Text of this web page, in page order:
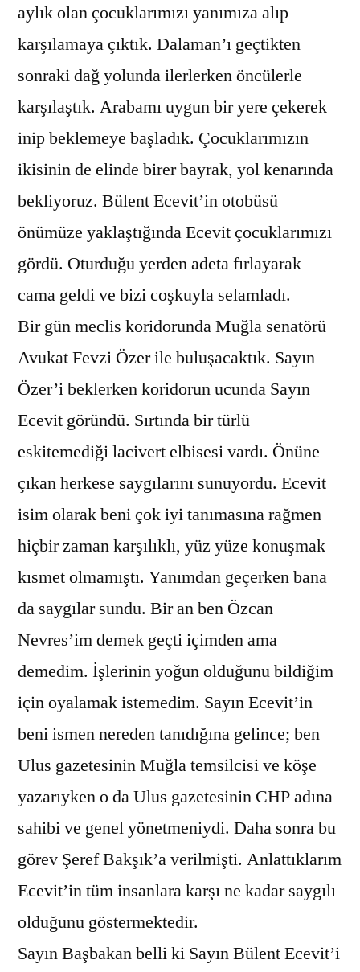
aylık olan çocuklarımızı yanımıza alıp
karşılamaya çıktık. Dalaman’ı geçtikten
sonraki dağ yolunda ilerlerken öncülerle
karşılaştık. Arabamı uygun bir yere çekerek
inip beklemeye başladık. Çocuklarımızın
ikisinin de elinde birer bayrak, yol kenarında
bekliyoruz. Bülent Ecevit’in otobüsü
önümüze yaklaştığında Ecevit çocuklarımızı
gördü. Oturduğu yerden adeta fırlayarak
cama geldi ve bizi coşkuyla selamladı.
Bir gün meclis koridorunda Muğla senatörü
Avukat Fevzi Özer ile buluşacaktık. Sayın
Özer’i beklerken koridorun ucunda Sayın
Ecevit göründü. Sırtında bir türlü
eskitemediği lacivert elbisesi vardı. Önüne
çıkan herkese saygılarını sunuyordu. Ecevit
isim olarak beni çok iyi tanımasına rağmen
hiçbir zaman karşılıklı, yüz yüze konuşmak
kısmet olmamıştı. Yanımdan geçerken bana
da saygılar sundu. Bir an ben Özcan
Nevres’im demek geçti içimden ama
demedim. İşlerinin yoğun olduğunu bildiğim
için oyalamak istemedim. Sayın Ecevit’in
beni ismen nereden tanıdığına gelince; ben
Ulus gazetesinin Muğla temsilcisi ve köşe
yazarıyken o da Ulus gazetesinin CHP adına
sahibi ve genel yönetmeniydi. Daha sonra bu
görev Şeref Bakşık’a verilmişti. Anlattıklarım
Ecevit’in tüm insanlara karşı ne kadar saygılı
olduğunu göstermektedir.
Sayın Başbakan belli ki Sayın Bülent Ecevit’i